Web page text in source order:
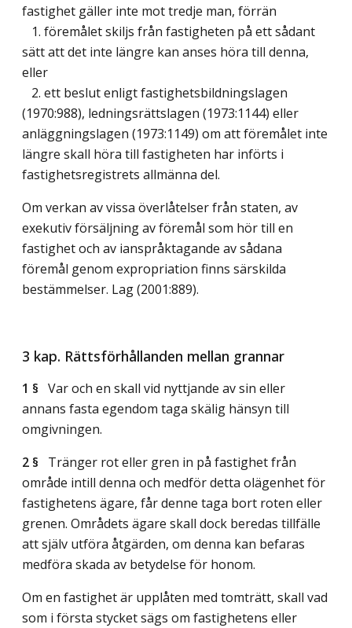
fastighet gäller inte mot tredje man, förrän
1. föremålet skiljs från fastigheten på ett sådant
sätt att det inte längre kan anses höra till denna,
eller
2. ett beslut enligt fastighetsbildningslagen
(1970:988), ledningsrättslagen (1973:1144) eller
anläggningslagen (1973:1149) om att föremålet inte
längre skall höra till fastigheten har införts i
fastighetsregistrets allmänna del.
Om verkan av vissa överlåtelser från staten, av
exekutiv försäljning av föremål som hör till en
fastighet och av ianspråktagande av sådana
föremål genom expropriation finns särskilda
bestämmelser. Lag (2001:889).
3 kap. Rättsförhållanden mellan grannar
1 § Var och en skall vid nyttjande av sin eller
annans fasta egendom taga skälig hänsyn till
omgivningen.
2 § Tränger rot eller gren in på fastighet från
område intill denna och medför detta olägenhet för
fastighetens ägare, får denne taga bort roten eller
grenen. Områdets ägare skall dock beredas tillfälle
att själv utföra åtgärden, om denna kan befaras
medföra skada av betydelse för honom.
Om en fastighet är upplåten med tomträtt, skall vad
som i första stycket sägs om fastighetens eller